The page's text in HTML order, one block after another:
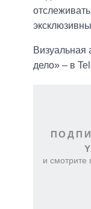
Визуальная
дело» – в
и